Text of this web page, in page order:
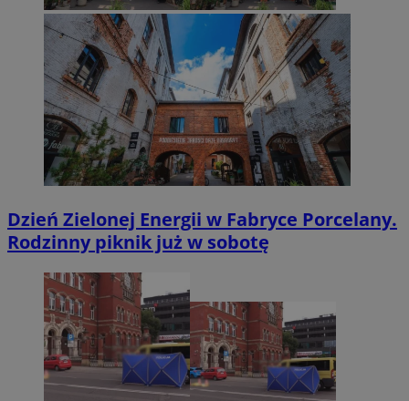
Dzień Zielonej Energii w Fabryce Porcelany.
Rodzinny piknik już w sobotę